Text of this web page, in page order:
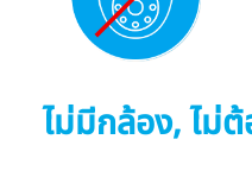
ไม่มีกล้อง, ไม่